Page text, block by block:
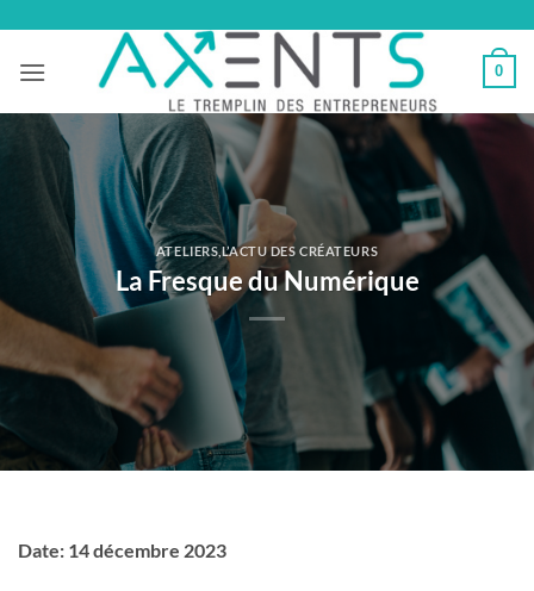
contenu
0
ATELIERS,L’ACTU DES CRÉATEURS
La Fresque du Numérique
Date: 14 décembre 2023